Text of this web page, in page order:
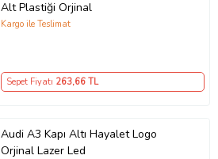
Alt Plastiği Orjinal
Kargo ile Teslimat
Sepet Fiyatı 263,66 TL
Audi A3 Kapı Altı Hayalet Logo
Orjinal Lazer Led